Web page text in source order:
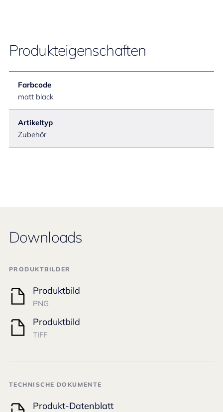
Produkteigenschaften
Farbcode
matt black
Artikeltyp
Zubehör
Downloads
PRODUKTBILDER
Produktbild
PNG
Produktbild
TIFF
TECHNISCHE DOKUMENTE
Produkt-Datenblatt